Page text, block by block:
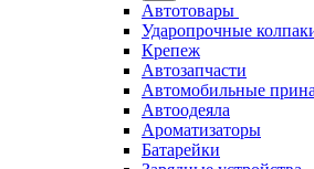
Автотовары
Ударопрочные
Крепеж
Автозапчасти
Автомобильные
Автоодеяла
Ароматизаторы
Батарейки